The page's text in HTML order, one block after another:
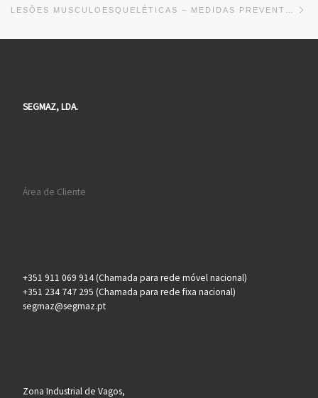
SEGMAZ, LDA.
Área de Cliente
+351 911 069 914 (Chamada para rede móvel nacional)
+351 234 747 295 (Chamada para rede fixa nacional)
segmaz@segmaz.pt
Zona Industrial de Vagos,